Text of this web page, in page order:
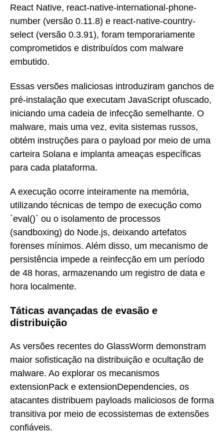
React Native, react-native-international-phone-
number (versão 0.11.8) e react-native-country-
select (versão 0.3.91), foram temporariamente
comprometidos e distribuídos com malware
embutido.
Essas versões maliciosas introduziram ganchos de
pré-instalação que executam JavaScript ofuscado,
iniciando uma cadeia de infecção semelhante. O
malware, mais uma vez, evita sistemas russos,
obtém instruções para o payload por meio de uma
carteira Solana e implanta ameaças específicas
para cada plataforma.
A execução ocorre inteiramente na memória,
utilizando técnicas de tempo de execução como
`eval()` ou o isolamento de processos
(sandboxing) do Node.js, deixando artefatos
forenses mínimos. Além disso, um mecanismo de
persistência impede a reinfecção em um período
de 48 horas, armazenando um registro de data e
hora localmente.
Táticas avançadas de evasão e
distribuição
As versões recentes do GlassWorm demonstram
maior sofisticação na distribuição e ocultação de
malware. Ao explorar os mecanismos
extensionPack e extensionDependencies, os
atacantes distribuem payloads maliciosos de forma
transitiva por meio de ecossistemas de extensões
confiáveis.